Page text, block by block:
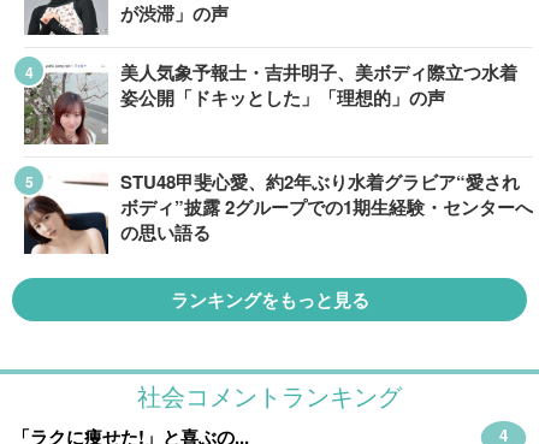
が渋滞」の声
美人気象予報士・吉井明子、美ボディ際立つ水着
姿公開「ドキッとした」「理想的」の声
STU48甲斐心愛、約2年ぶり水着グラビア“愛され
ボディ”披露 2グループでの1期生経験・センターへ
の思い語る
ランキングをもっと見る